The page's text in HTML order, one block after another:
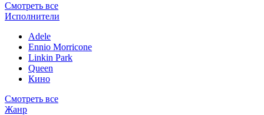
Смотреть все
Исполнители
Adele
Ennio Morricone
Linkin Park
Queen
Кино
Смотреть все
Жанр